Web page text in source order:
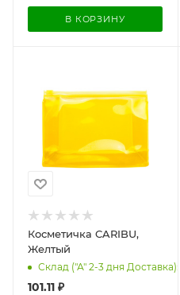
В КОРЗИНУ
Косметичка CARIBU,
Желтый
Склад ("А" 2-3 дня Доставка): 1
101.11 ₽